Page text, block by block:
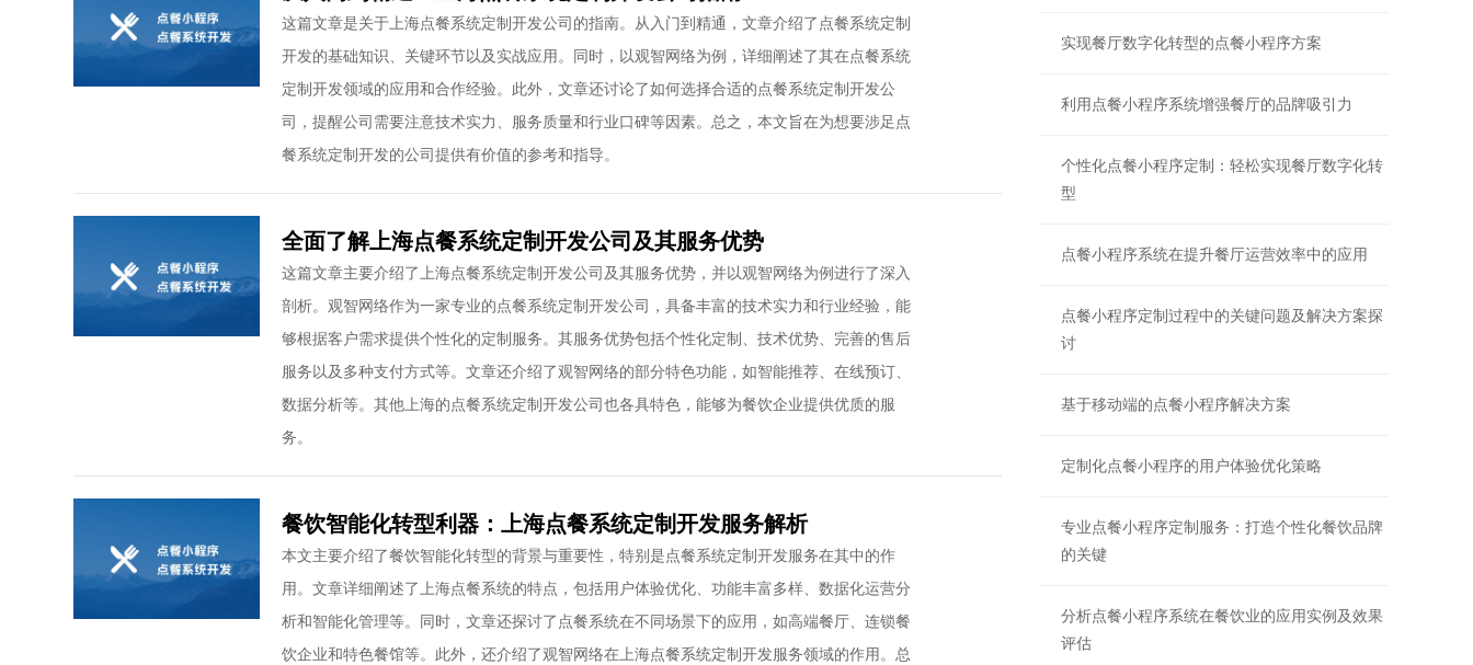
这篇文章是关于上海点餐系统定制开发公司的指南。从入门到精通，文章介绍了点餐系统定制
开发的基础知识、关键环节以及实战应用。同时，以观智网络为例，详细阐述了其在点餐系统
定制开发领域的应用和合作经验。此外，文章还讨论了如何选择合适的点餐系统定制开发公
司，提醒公司需要注意技术实力、服务质量和行业口碑等因素。总之，本文旨在为想要涉足点
餐系统定制开发的公司提供有价值的参考和指导。
全面了解上海点餐系统定制开发公司及其服务优势
这篇文章主要介绍了上海点餐系统定制开发公司及其服务优势，并以观智网络为例进行了深入
剖析。观智网络作为一家专业的点餐系统定制开发公司，具备丰富的技术实力和行业经验，能
够根据客户需求提供个性化的定制服务。其服务优势包括个性化定制、技术优势、完善的售后
服务以及多种支付方式等。文章还介绍了观智网络的部分特色功能，如智能推荐、在线预订、
数据分析等。其他上海的点餐系统定制开发公司也各具特色，能够为餐饮企业提供优质的服
务。
餐饮智能化转型利器：上海点餐系统定制开发服务解析
本文主要介绍了餐饮智能化转型的背景与重要性，特别是点餐系统定制开发服务在其中的作
用。文章详细阐述了上海点餐系统的特点，包括用户体验优化、功能丰富多样、数据化运营分
析和智能化管理等。同时，文章还探讨了点餐系统在不同场景下的应用，如高端餐厅、连锁餐
饮企业和特色餐馆等。此外，还介绍了观智网络在上海点餐系统定制开发服务领域的作用。总
实现餐厅数字化转型的点餐小程序方案
利用点餐小程序系统增强餐厅的品牌吸引力
个性化点餐小程序定制：轻松实现餐厅数字化转
型
点餐小程序系统在提升餐厅运营效率中的应用
点餐小程序定制过程中的关键问题及解决方案探
讨
基于移动端的点餐小程序解决方案
定制化点餐小程序的用户体验优化策略
专业点餐小程序定制服务：打造个性化餐饮品牌
的关键
分析点餐小程序系统在餐饮业的应用实例及效果
评估